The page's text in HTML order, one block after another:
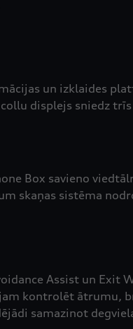
un izklaides
displejs sniedz
Box savieno
skaņas sistēma
Assist un Exit
kontrolēt ātrumu,
samazinot